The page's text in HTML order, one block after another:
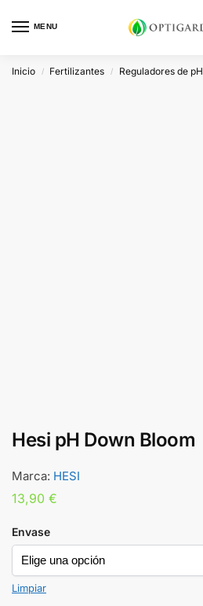
MENU
Inicio / Fertilizantes / Reguladores de pH
Hesi pH Down Bloom
Marca: HESI
13,90 €
Envase
Limpiar